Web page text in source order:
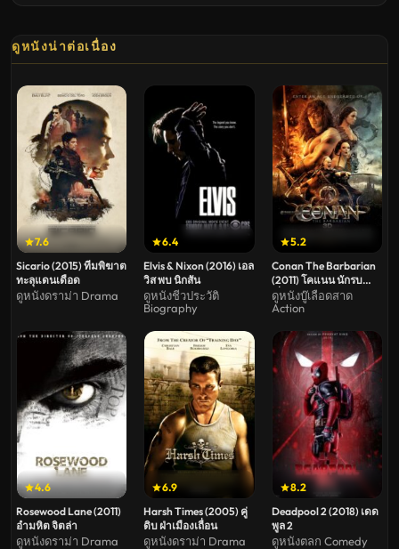
ดูหนังน่าต่อเนื่อง
7.6
Sicario (2015) ทีมพิฆาต
ทะลุแดนเดือด
ดูหนังดราม่า Drama
6.4
Elvis & Nixon (2016) เอล
วิส พบ นิกสัน
ดูหนังชีวประวัติ
Biography
5.2
Conan The Barbarian
(2011) โคแนน นักรบ
เถื่อน
ดูหนังบู๊เลือดสาด
Action
4.6
Rosewood Lane (2011)
อำมหิต จิตล่า
ดูหนังดราม่า Drama
6.9
Harsh Times (2005) คู่
ดิบ ฝ่าเมืองเถื่อน
ดูหนังดราม่า Drama
8.2
Deadpool 2 (2018) เดด
พูล 2
ดูหนังตลก Comedy